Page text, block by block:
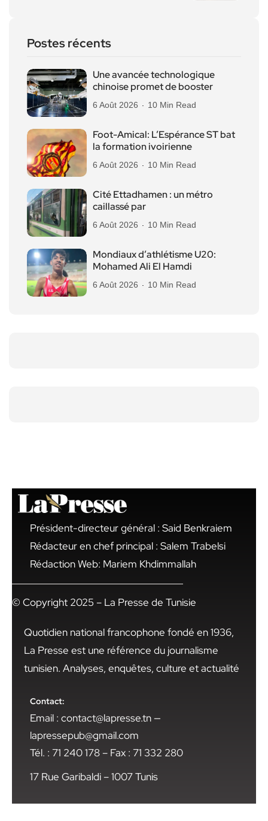
Postes récents
Une avancée technologique
chinoise promet de booster
6 Août 2026 10 Min Read
Foot-Amical: L’Espérance ST bat
la formation ivoirienne
6 Août 2026 10 Min Read
Cité Ettadhamen : un métro
caillassé par
6 Août 2026 10 Min Read
Mondiaux d’athlétisme U20:
Mohamed Ali El Hamdi
6 Août 2026 10 Min Read
Président-directeur général : Said Benkraiem
Rédacteur en chef principal : Salem Trabelsi
Rédaction Web: Mariem Khdimmallah
© Copyright 2025 – La Presse de Tunisie
Quotidien national francophone fondé en 1936,
La Presse est une référence du journalisme
tunisien. Analyses, enquêtes, culture et actualité
Contact:
Email : contact@lapresse.tn —
lapressepub@gmail.com
Tél. : 71 240 178 – Fax : 71 332 280
17 Rue Garibaldi – 1007 Tunis